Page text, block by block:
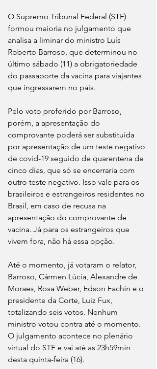
O Supremo Tribunal Federal (STF)
formou maioria no julgamento que
analisa a liminar do ministro Luís
Roberto Barroso, que determinou no
último sábado (11) a obrigatoriedade
do passaporte da vacina para viajantes
que ingressarem no país.
Pelo voto proferido por Barroso,
porém, a apresentação do
comprovante poderá ser substituída
por apresentação de um teste negativo
de covid-19 seguido de quarentena de
cinco dias, que só se encerraria com
outro teste negativo. Isso vale para os
brasileiros e estrangeiros residentes no
Brasil, em caso de recusa na
apresentação do comprovante de
vacina. Já para os estrangeiros que
vivem fora, não há essa opção.
Até o momento, já votaram o relator,
Barroso, Cármen Lúcia, Alexandre de
Moraes, Rosa Weber, Edson Fachin e o
presidente da Corte, Luiz Fux,
totalizando seis votos. Nenhum
ministro votou contra até o momento.
O julgamento acontece no plenário
virtual do STF e vai até as 23h59min
desta quinta-feira (16).